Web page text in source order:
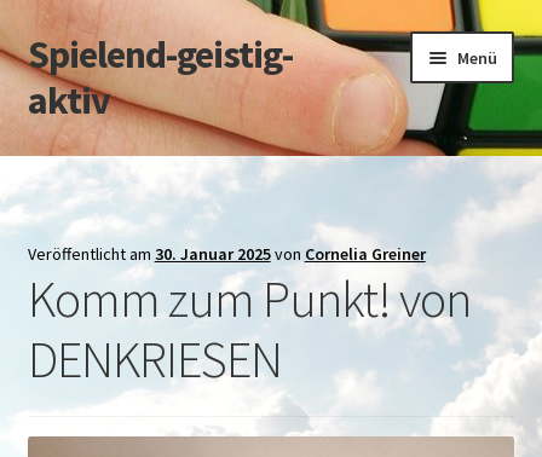
Zur
Navigation
springen
Zum
Inhalt
springen
Spielend-geistig-
aktiv
Menü
Start
Datenschutz
Impressum
über M.Kleinpeter
über C.Greiner
Veröffentlicht am 30. Januar 2025von Cornelia Greiner
Komm zum Punkt! von
DENKRIESEN